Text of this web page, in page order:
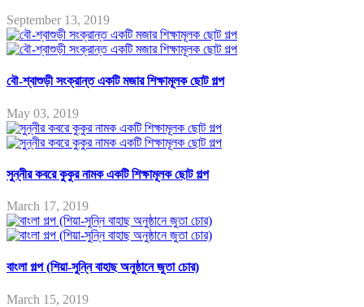
September 13, 2019
বৌ-শ্বাশুড়ী সংক্রান্ত একটি মজার শিক্ষামূলক ছোট গল্প
May 03, 2019
সুন্নীর কবরে কুকুর নামক একটি শিক্ষামূলক ছোট গল্প
March 17, 2019
বাংলা গল্প (শিয়া-সুন্নি বাহাছ অনুষ্ঠানে জুতা চোর)
March 15, 2019